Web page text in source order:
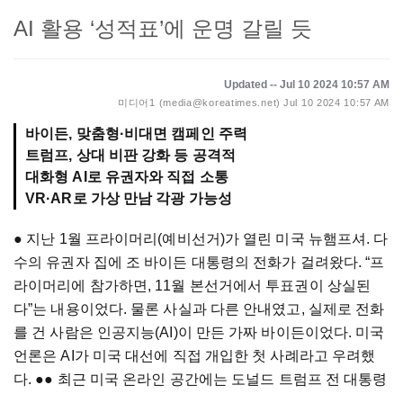
AI 활용 ‘성적표’에 운명 갈릴 듯
Updated -- Jul 10 2024 10:57 AM
미디어1 (media@koreatimes.net) Jul 10 2024 10:57 AM
바이든, 맞춤형·비대면 캠페인 주력
트럼프, 상대 비판 강화 등 공격적
대화형 AI로 유권자와 직접 소통
VR·AR로 가상 만남 각광 가능성
● 지난 1월 프라이머리(예비선거)가 열린 미국 뉴햄프셔. 다
수의 유권자 집에 조 바이든 대통령의 전화가 걸려왔다. “프
라이머리에 참가하면, 11월 본선거에서 투표권이 상실된
다”는 내용이었다. 물론 사실과 다른 안내였고, 실제로 전화
를 건 사람은 인공지능(AI)이 만든 가짜 바이든이었다. 미국
언론은 AI가 미국 대선에 직접 개입한 첫 사례라고 우려했
다. ●● 최근 미국 온라인 공간에는 도널드 트럼프 전 대통령